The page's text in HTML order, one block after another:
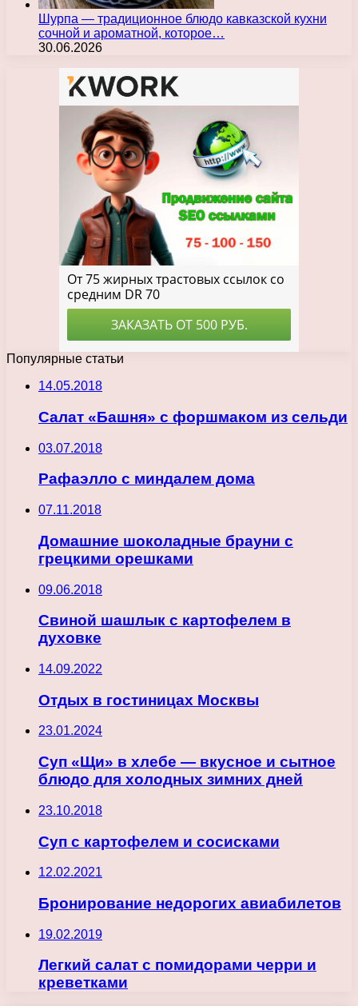
Шурпа — традиционное блюдо кавказской кухни
сочной и ароматной, которое…
30.06.2026
Популярные статьи
14.05.2018
Салат «Башня» с форшмаком из сельди
03.07.2018
Рафаэлло с миндалем дома
07.11.2018
Домашние шоколадные брауни с
грецкими орешками
09.06.2018
Свиной шашлык с картофелем в
духовке
14.09.2022
Отдых в гостиницах Москвы
23.01.2024
Суп «Щи» в хлебе — вкусное и сытное
блюдо для холодных зимних дней
23.10.2018
Суп с картофелем и сосисками
12.02.2021
Бронирование недорогих авиабилетов
19.02.2019
Легкий салат с помидорами черри и
креветками